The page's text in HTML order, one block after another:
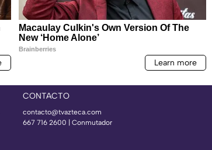
CONTACTO
contacto@tvazteca.com
667 716 2600 | Conmutador